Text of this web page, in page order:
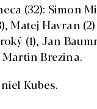
(32): Simon
Matej Havran
(1), Jan
Martin Brezina.
Kubes.